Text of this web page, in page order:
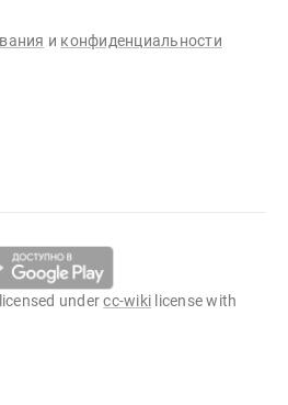
и конфиденциальности
undercc-wiki license with